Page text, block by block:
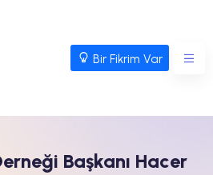
Bir Fikrim Var
Başkanı Hacer